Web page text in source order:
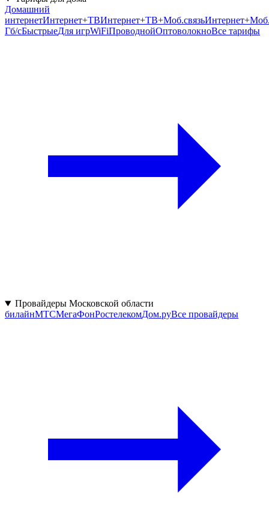
Домашний
интернетИнтернет+ТВИнтернет+ТВ+Моб.связь
Гб/cБыстрыеДля игрWiFiПроводнойОптоволокноВсе тарифы
Провайдеры Московской области
билайнМТСМегаФонРостелекомДом.руВсе провайдеры